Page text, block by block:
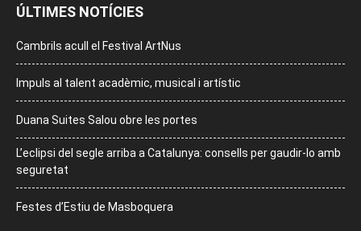
ÚLTIMES NOTÍCIES
Cambrils acull el Festival ArtNus
Impuls al talent acadèmic, musical i artístic
Duana Suites Salou obre les portes
L’eclipsi del segle arriba a Catalunya: consells per gaudir-lo amb
seguretat
Festes d’Estiu de Masboquera